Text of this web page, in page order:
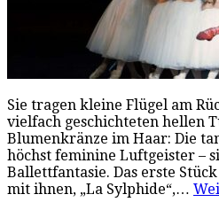
Sie tragen kleine Flügel am
vielfach geschichteten hellen
Blumenkränze im Haar: Die
höchst feminine Luftgeister –
Ballettfantasie. Das erste
mit ihnen, „La Sylphide“,…